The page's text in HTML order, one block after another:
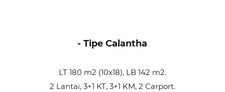
- Tipe Calantha
LT 180 m2 (10x18), LB 142 m2.
2 Lantai, 3+1 KT, 3+1 KM, 2 Carport.